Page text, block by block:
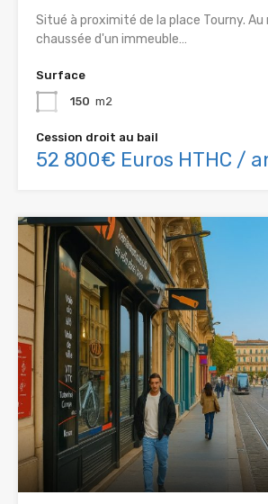
Situé à proximité de la place Tourny.
chaussée d'un immeuble…
Surface
150 m2
Cession droit au bail
52 800€ Euros HTHC /